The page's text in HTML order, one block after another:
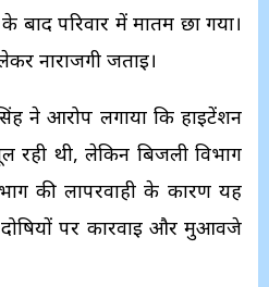
बाद परिवार में मातम छा गया।
नाराजगी जताई।
ने आरोप लगाया कि हाईटेंशन
थी, लेकिन बिजली विभाग
की लापरवाही के कारण यह
पर कार्रवाई और मुआवजे